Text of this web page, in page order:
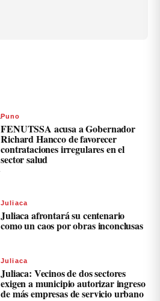
Puno
FENUTSSA acusa a Gobernador
Richard Hancco de favorecer
contrataciones irregulares en el
sector salud
Juliaca
Juliaca afrontará su centenario
como un caos por obras inconclusas
Juliaca
Juliaca: Vecinos de dos sectores
exigen a municipio autorizar ingreso
de más empresas de servicio urbano